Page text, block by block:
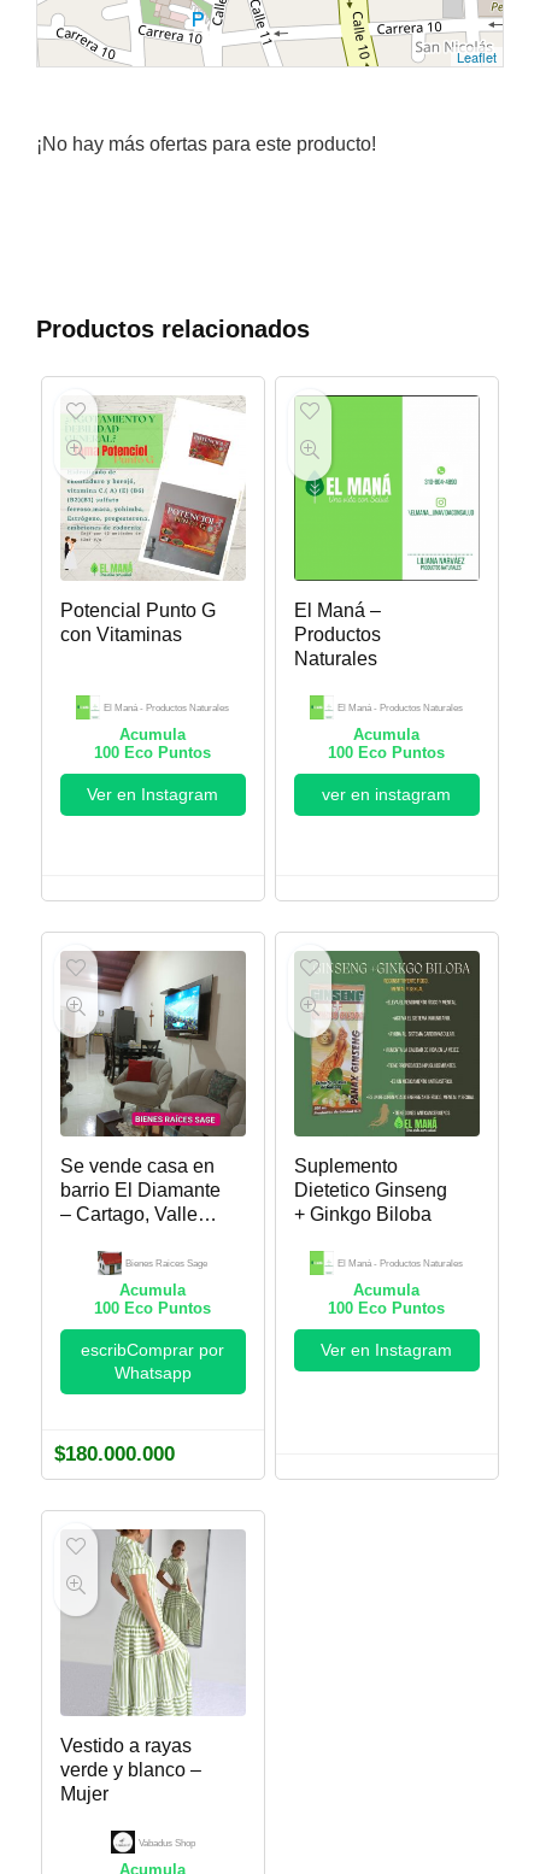
Leaflet
¡No hay más ofertas para este producto!
Productos relacionados
Potencial Punto G
con Vitaminas
El Maná - Productos Naturales
Acumula
100 Eco Puntos
Ver en Instagram
El Maná –
Productos
Naturales
El Maná - Productos Naturales
Acumula
100 Eco Puntos
ver en instagram
Se vende casa en
barrio El Diamante
– Cartago, Valle
Raices Sage
Bienes Raices Sage
Acumula
100 Eco Puntos
escribComprar por
Whatsapp
$180.000.000
Suplemento
Dietetico Ginseng
+ Ginkgo Biloba
El Maná - Productos Naturales
Acumula
100 Eco Puntos
Ver en Instagram
Vestido a rayas
verde y blanco –
Mujer
Vabadus Shop
Acumula